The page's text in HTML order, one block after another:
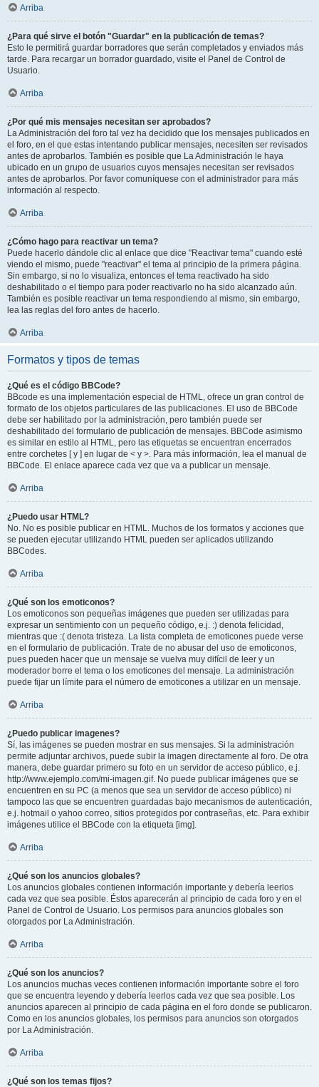
Arriba
¿Para qué sirve el botón "Guardar" en la publicación de temas?
Esto le permitirá guardar borradores que serán completados y enviados más
tarde. Para recargar un borrador guardado, visite el Panel de Control de
Usuario.
Arriba
¿Por qué mis mensajes necesitan ser aprobados?
La Administración del foro tal vez ha decidido que los mensajes publicados en
el foro, en el que estas intentando publicar mensajes, necesiten ser revisados
antes de aprobarlos. También es posible que La Administración le haya
ubicado en un grupo de usuarios cuyos mensajes necesitan ser revisados
antes de aprobarlos. Por favor comuníquese con el administrador para más
información al respecto.
Arriba
¿Cómo hago para reactivar un tema?
Puede hacerlo dándole clic al enlace que dice "Reactivar tema" cuando esté
viendo el mismo, puede "reactivar" el tema al principio de la primera página.
Sin embargo, si no lo visualiza, entonces el tema reactivado ha sido
deshabilitado o el tiempo para poder reactivarlo no ha sido alcanzado aún.
También es posible reactivar un tema respondiendo al mismo, sin embargo,
lea las reglas del foro antes de hacerlo.
Arriba
Formatos y tipos de temas
¿Qué es el código BBCode?
BBcode es una implementación especial de HTML, ofrece un gran control de
formato de los objetos particulares de las publicaciones. El uso de BBCode
debe ser habilitado por la administración, pero también puede ser
deshabilitado del formulario de publicación de mensajes. BBCode asimismo
es similar en estilo al HTML, pero las etiquetas se encuentran encerrados
entre corchetes [ y ] en lugar de < y >. Para más información, lea el manual de
BBCode. El enlace aparece cada vez que va a publicar un mensaje.
Arriba
¿Puedo usar HTML?
No. No es posible publicar en HTML. Muchos de los formatos y acciones que
se pueden ejecutar utilizando HTML pueden ser aplicados utilizando
BBCodes.
Arriba
¿Qué son los emoticonos?
Los emoticonos son pequeñas imágenes que pueden ser utilizadas para
expresar un sentimiento con un pequeño código, e.j. :) denota felicidad,
mientras que :( denota tristeza. La lista completa de emoticones puede verse
en el formulario de publicación. Trate de no abusar del uso de emoticonos,
pues pueden hacer que un mensaje se vuelva muy difícil de leer y un
moderador borre el tema o los emoticones del mensaje. La administración
puede fijar un límite para el número de emoticones a utilizar en un mensaje.
Arriba
¿Puedo publicar imagenes?
Sí, las imágenes se pueden mostrar en sus mensajes. Si la administración
permite adjuntar archivos, puede subir la imagen directamente al foro. De otra
manera, debe guardar primero su foto en un servidor de acceso público, e.j.
http://www.ejemplo.com/mi-imagen.gif. No puede publicar imágenes que se
encuentren en su PC (a menos que sea un servidor de acceso público) ni
tampoco las que se encuentren guardadas bajo mecanismos de autenticación,
e.j. hotmail o yahoo correo, sitios protegidos por contraseñas, etc. Para exhibir
imágenes utilice el BBCode con la etiqueta [img].
Arriba
¿Qué son los anuncios globales?
Los anuncios globales contienen información importante y debería leerlos
cada vez que sea posible. Éstos aparecerán al principio de cada foro y en el
Panel de Control de Usuario. Los permisos para anuncios globales son
otorgados por La Administración.
Arriba
¿Qué son los anuncios?
Los anuncios muchas veces contienen información importante sobre el foro
que se encuentra leyendo y debería leerlos cada vez que sea posible. Los
anuncios aparecen al principio de cada página en el foro donde se publicaron.
Como en los anuncios globales, los permisos para anuncios son otorgados
por La Administración.
Arriba
¿Qué son los temas fijos?